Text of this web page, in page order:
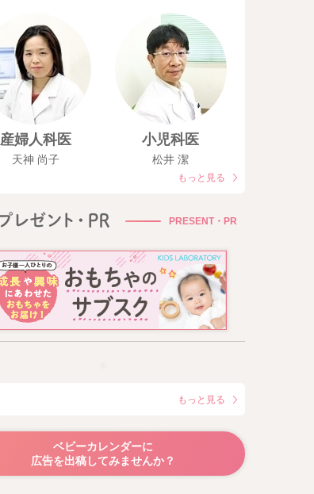
産婦人科医
天神 尚子
小児科医
松井 潔
もっと見る
PRESENT・PR
もっと見る
ベビーカレンダーに
広告を出稿してみませんか？